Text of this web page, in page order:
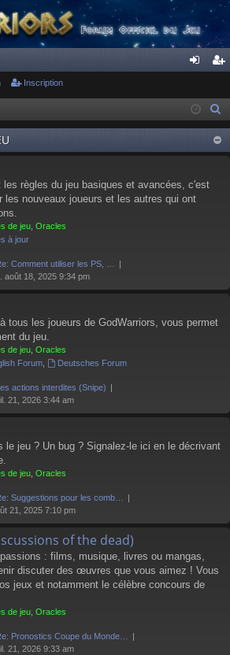
ne
xi
on
cri
pti
on
Inscription
les règles du jeu basiques et avancées, c'est
les nouveaux joueurs et les autres qui ont
de jeu Oracles
à jour
Comment utiliser les PS, …
août 18, 2025 9:34 pm
tous les joueurs de GodWarriors, vous permet
du jeu.
de jeu Oracles
Forum,
Deutsches Forum
actions interdites (Snipe)
21, 2026 3:44 am
le jeu ? Un bug ? Signalez-le ici en le décrivant
de jeu Oracles
Suggestions pour les comb…
21, 2025 7:10 pm
of the dead)
: films, musique, livres ou mangas,
discuter des œuvres que vous aimez ! Vous
jeux et notamment le célèbre concours de
de jeu Oracles
Pronostics Coupe du Monde…
21, 2026 9:33 am